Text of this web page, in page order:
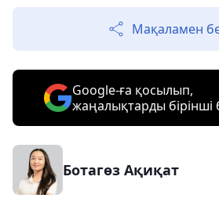
Мақаламен
Google-ға қосылып,
жаңалықтарды
Ботагөз Ақиқат